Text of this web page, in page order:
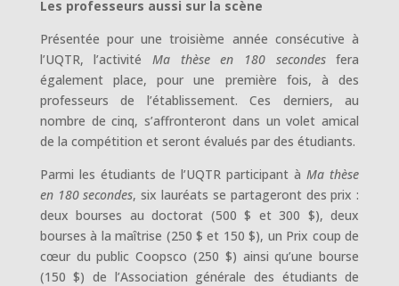
Les professeurs aussi sur la scène
Présentée pour une troisième année consécutive à
l’UQTR, l’activitéMa thèse en 180 secondesfera
également place, pour une première fois, à des
professeurs de l’établissement. Ces derniers, au
nombre de cinq, s’affronteront dans un volet amical
de la compétition et seront évalués par des étudiants.
Parmi les étudiants de l’UQTR participant àMa thèse
en 180 secondes, six lauréats se partageront des prix :
deux bourses au doctorat (500 $ et 300 $), deux
bourses à la maîtrise (250 $ et 150 $), un Prix coup de
cœur du public Coopsco (250 $) ainsi qu’une bourse
(150 $) de l’Association générale des étudiants de